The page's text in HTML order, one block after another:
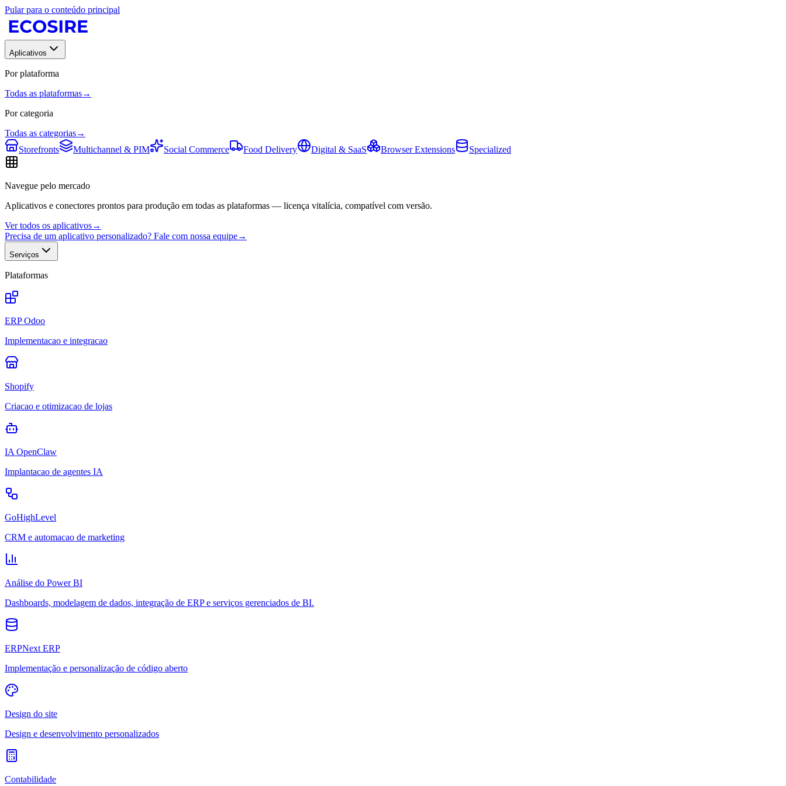
Pular para o conteúdo principal
Aplicativos
Por plataforma
Todas as plataformas→
Por categoria
Todas as categorias→
Storefronts
Multichannel & PIM Social Commerce Food Delivery Digital & SaaS Browser Extensions Specialized
Navegue pelo mercado
Aplicativos e conectores prontos para produção em todas as plataformas — licença vitalícia, compatível com versão.
Ver todos os aplicativos→
Precisa de um aplicativo personalizado? Fale com nossa equipe→
Serviços
Plataformas
ERP Odoo
Implementacao e integracao
Shopify
Criacao e otimizacao de lojas
IA OpenClaw
Implantacao de agentes IA
GoHighLevel
CRM e automacao de marketing
Análise do Power BI
Dashboards, modelagem de dados, integração de ERP e serviços gerenciados de BI.
ERPNext ERP
Implementação e personalização de código aberto
Design do site
Design e desenvolvimento personalizados
Contabilidade